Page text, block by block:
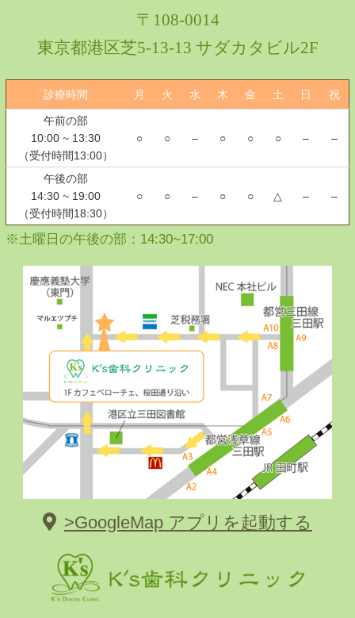
〒108-0014
東京都港区芝5-13-13 サダカタビル2F
診療時間 月 火 水 木 金 土 日 祝
午前の部
10:00 ~ 13:30
（受付時間13:00）
○ ○ – ○ ○ ○ – –
午後の部
14:30 ~ 19:00
（受付時間18:30）
○ ○ – ○ ○ △ – –
※土曜日の午後の部：14:30~17:00
>GoogleMap アプリを起動する